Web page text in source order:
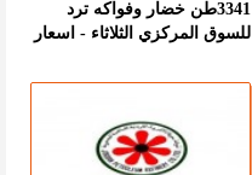
3341طن خضار وفواكه ترد
للسوق المركزي الثلاثاء - اسعار